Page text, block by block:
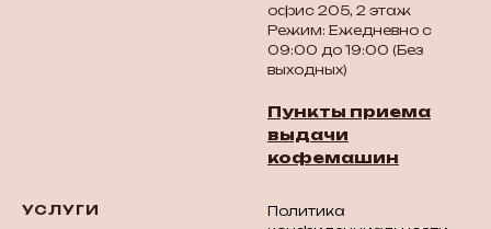
офис 205, 2 этаж
Режим: Ежедневно с
09:00 до 19:00 (Без
выходных)
Пункты приема
выдачи
кофемашин
УСЛУГИ
Политика